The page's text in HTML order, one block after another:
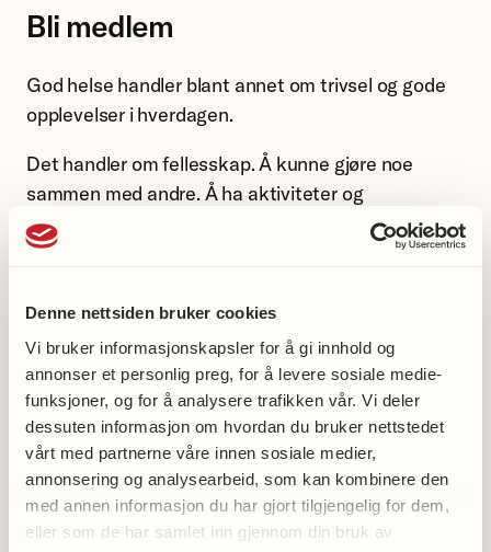
Denne nettsiden bruker cookies
Vi bruker informasjonskapsler for å gi innhold og
annonser et personlig preg, for å levere sosiale medie-
funksjoner, og for å analysere trafikken vår. Vi deler
dessuten informasjon om hvordan du bruker nettstedet
vårt med partnerne våre innen sosiale medier,
annonsering og analysearbeid, som kan kombinere den
med annen informasjon du har gjort tilgjengelig for dem,
eller som de har samlet inn gjennom din bruk av
Bli medlem
God helse handler blant annet om trivsel og gode
opplevelser i hverdagen.
Det handler om fellesskap. Å kunne gjøre noe
sammen med andre. Å ha aktiviteter og
møteplasser som gir glede og trygghet. Å oppleve
samhold og vennskap. Å kunne påvirke
å ha en god helse.
Bli med og bidra til bedre folkehelse i ditt nærmiljø!
Over 100 år med folkehelse
Ikke alle tenker over at det er
folkehelsearbeid å gå på tur sammen. Ikke alle
definerer det å arrangere basar, starte en